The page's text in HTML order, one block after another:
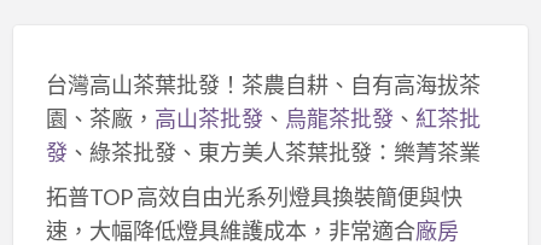
台灣高山茶葉批發！茶農自耕、自有高海拔茶
園、茶廠， 高山茶批發、 烏龍茶批發、 紅茶批
發、綠茶批發、東方美人茶葉批發：樂菁茶業
拓普TOP 高效自由光系列燈具換裝簡便與快
速，大幅降低燈具維護成本，非常適合廠房